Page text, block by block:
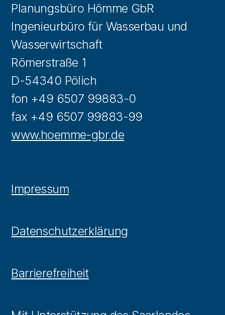
Planungsbüro Hömme GbR
Ingenieurbüro für Wasserbau und
Wasserwirtschaft
Römerstraße 1
D-54340 Pölich
fon +49 6507 99883-0
fax +49 6507 99883-99
www.hoemme-gbr.de
Impressum
Datenschutzerklärung
Barrierefreiheit